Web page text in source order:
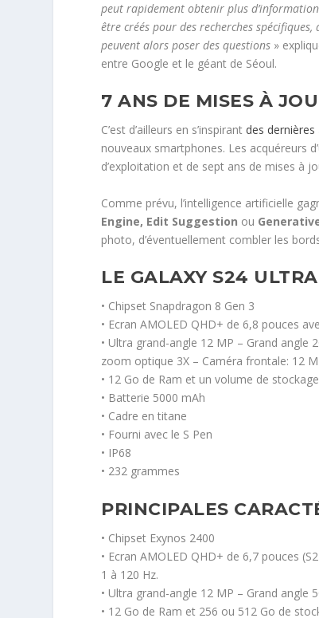
peut rapidement obtenir plus
être créés pour des recherches
peuvent alors poser des questions »
entre Google et le géant de Séoul.
7 ANS DE MISES À
C’est d’ailleurs en s’inspirant des
nouveaux smartphones. Les acquéreurs
d’exploitation et de sept ans de mises à
Comme prévu, l’intelligence artificielle
Engine, Edit Suggestion ou
photo, d’éventuellement combler les
LE GALAXY S24
• Chipset Snapdragon 8 Gen 3
• Ecran AMOLED QHD+ de 6,8 pouces
• Ultra grand-angle 12 MP – Grand
zoom optique 3X – Caméra frontale: 12
• 12 Go de Ram et un volume de
• Batterie 5000 mAh
• Cadre en titane
• Fourni avec le S Pen
• IP68
• 232 grammes
PRINCIPALES
• Chipset Exynos 2400
• Ecran AMOLED QHD+ de 6,7 pouces
1 à 120 Hz.
• Ultra grand-angle 12 MP – Grand
• 12 Go de Ram et 256 ou 512 Go de